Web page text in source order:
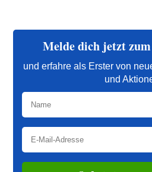
Melde dich jetzt
und erfahre als Erster von
und